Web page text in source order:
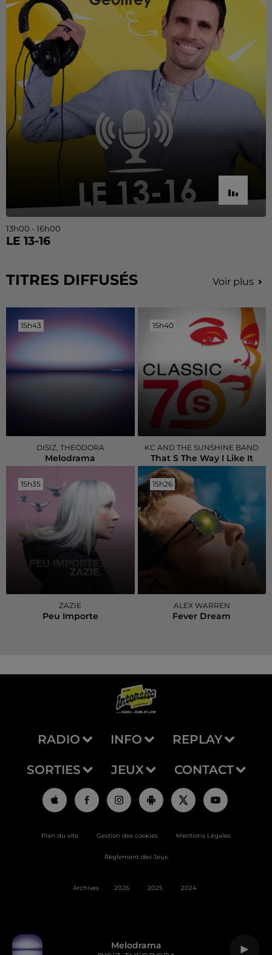
Melodrama
13h00 - 16h00
LE 13-16
TITRES DIFFUSÉS Voir plus
15h43
15h43
DISIZ, THEODORA
Melodrama
15h40
15h40
KC AND THE SUNSHINE BAND
That S The Way I Like It
15h35
15h35
ZAZIE
Peu Importe
15h26
15h26
ALEX WARREN
Fever Dream
RADIO INFO REPLAY
SORTIES JEUX CONTACT
Plan du site Gestion des cookies Mentions Légales
Règlement des Jeux
Archives 2026 2025 2024